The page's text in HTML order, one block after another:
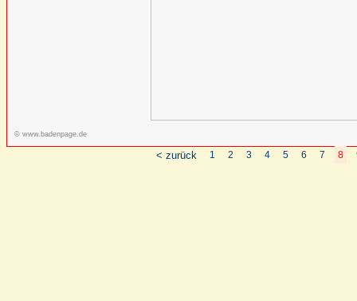
© www.badenpage.de
< zurück 1 2 3 4 5 6 7 8